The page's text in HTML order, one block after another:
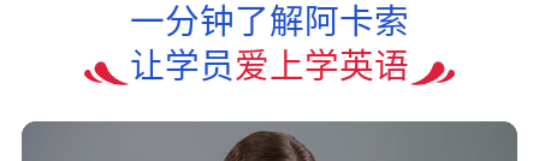
一分钟了解阿卡索
让学员爱上学英语